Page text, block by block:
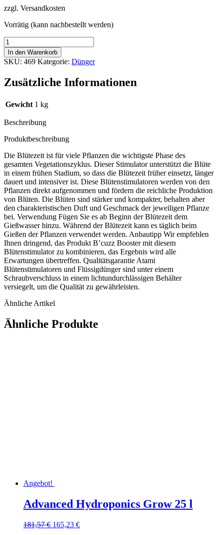
war:
ist:
zzgl. Versandkosten
Vorrätig (kann nachbestellt werden)
Atami
B
´Cuzz
Soil/Hydro
Stimulator
In den Warenkorb
SKU: 469 Kategorie: Dünger
Zusätzliche Informationen
Gewicht 1 kg
Beschreibung
Produktbeschreibung
Die Blütezeit ist für viele Pflanzen die wichtigste Phase des
gesamten Vegetationszyklus. Dieser Stimulator unterstützt die Blüte
in einem frühen Stadium, so dass die Blütezeit früher einsetzt, länger
dauert und intensiver ist. Diese Blütenstimulatoren werden von den
Pflanzen direkt aufgenommen und fördern die reichliche Produktion
von Blüten. Die Blüten sind stärker und kompakter, behalten aber
den charakteristischen Duft und Geschmack der jeweiligen Pflanze
bei. Verwendung Fügen Sie es ab Beginn der Blütezeit dem
Gießwasser hinzu. Während der Blütezeit kann es täglich beim
Gießen der Pflanzen verwendet werden. Anbautipp Wir empfehlen
Ihnen dringend, das Produkt B’cuzz Booster mit diesem
Blütenstimulator zu kombinieren, das Ergebnis wird alle
Erwartungen übertreffen. Qualitätsgarantie Atami
Blütenstimulatoren und Flüssigdünger sind unter einem
Schraubverschluss in einem lichtundurchlässigen Behälter
versiegelt, um die Qualität zu gewährleisten.
Ähnliche Artikel
Ähnliche Produkte
Angebot!
Advanced Hydroponics Grow 25 l
181,57€ Ursprünglicher
165,23 €Aktueller